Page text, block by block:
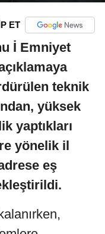
ET
İ Emniyet
teknik
yüksek
yaptıkları
yönelik il
eş